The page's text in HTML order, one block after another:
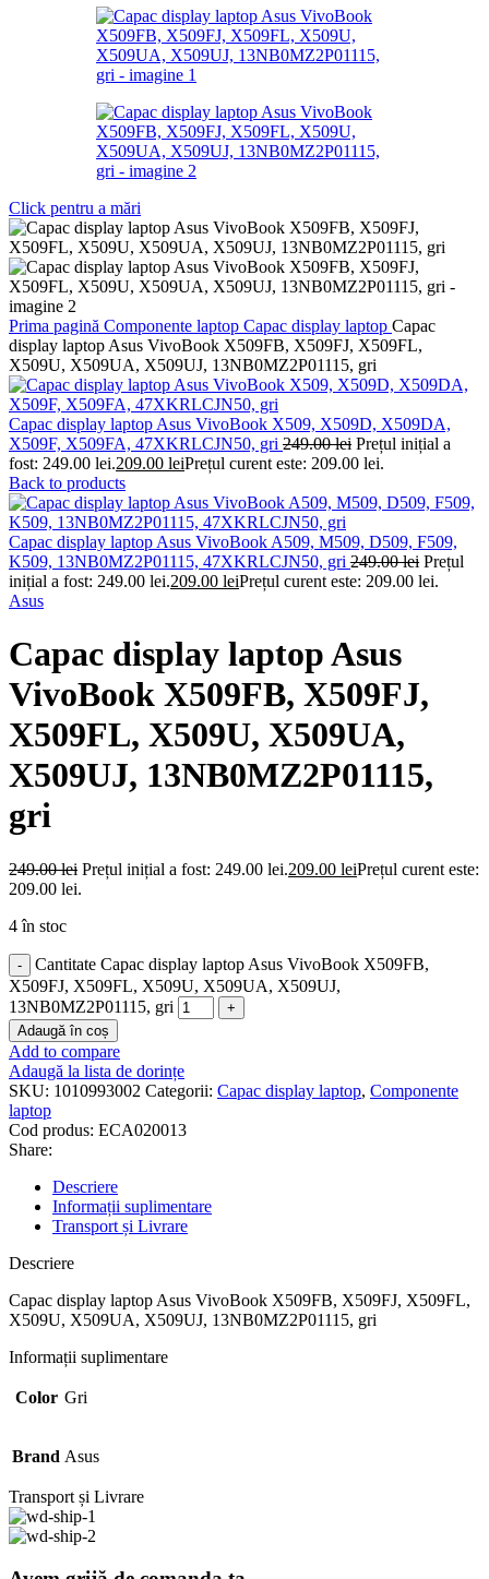
Click pentru a mări
Prima pagină Componente laptop Capac display laptop Capac
display laptop Asus VivoBook X509FB, X509FJ, X509FL,
X509U, X509UA, X509UJ, 13NB0MZ2P01115, gri
Capac display laptop Asus VivoBook X509, X509D, X509DA,
X509F, X509FA, 47XKRLCJN50, gri 249.00lei Prețul inițial a
fost: 249.00 lei.209.00 leiPrețul curent este: 209.00 lei.
Back to products
Capac display laptop Asus VivoBook A509, M509, D509, F509,
K509, 13NB0MZ2P01115, 47XKRLCJN50, gri 249.00lei Prețul
inițial a fost: 249.00 lei.209.00 leiPrețul curent este: 209.00 lei.
Asus
Capac display laptop Asus
VivoBook X509FB, X509FJ,
X509FL, X509U, X509UA,
X509UJ, 13NB0MZ2P01115,
gri
249.00lei Prețul inițial a fost: 249.00 lei.209.00 leiPrețul curent este:
209.00 lei.
4 în stoc
Cantitate Capac display laptop Asus VivoBook X509FB,
X509FJ, X509FL, X509U, X509UA, X509UJ,
13NB0MZ2P01115, gri
Adaugă în coș
Add to compare
Adaugă la lista de dorințe
SKU: 1010993002 Categorii: Capac display laptop, Componente
laptop
Cod produs: ECA020013
Share:
Descriere
Informații suplimentare
Transport și Livrare
Descriere
Capac display laptop Asus VivoBook X509FB, X509FJ, X509FL,
X509U, X509UA, X509UJ, 13NB0MZ2P01115, gri
Informații suplimentare
Color Gri
Brand Asus
Transport și Livrare